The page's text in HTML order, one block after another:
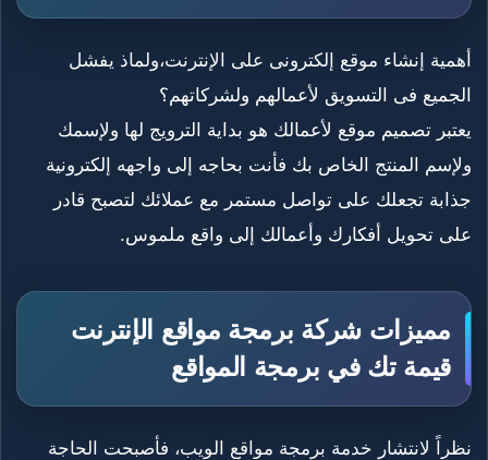
أهمية إنشاء موقع إلكترونى على الإنترنت،ولماذ يفشل
الجميع فى التسويق لأعمالهم ولشركاتهم؟
يعتبر تصميم موقع لأعمالك هو بداية الترويج لها ولإسمك
ولإسم المنتج الخاص بك فأنت بحاجه إلى واجهه إلكترونية
جذابة تجعلك على تواصل مستمر مع عملائك لتصبح قادر
على تحويل أفكارك وأعمالك إلى واقع ملموس.
مميزات شركة برمجة مواقع الإنترنت
قيمة تك في برمجة المواقع
نظراً لانتشار خدمة برمجة مواقع الويب، فأصبحت الحاجة